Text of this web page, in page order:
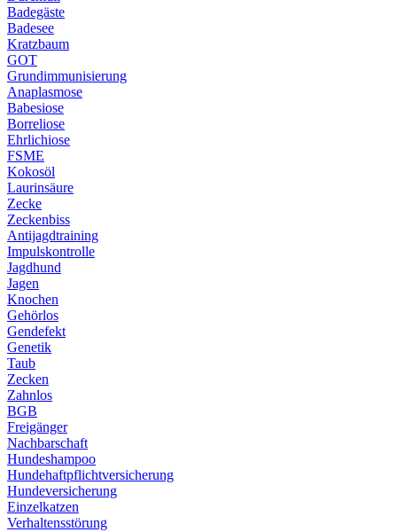
Badegäste
Badesee
Kratzbaum
GOT
Grundimmunisierung
Anaplasmose
Babesiose
Borreliose
Ehrlichiose
FSME
Kokosöl
Laurinsäure
Zecke
Zeckenbiss
Antijagdtraining
Impulskontrolle
Jagdhund
Jagen
Knochen
Gehörlos
Gendefekt
Genetik
Taub
Zecken
Zahnlos
BGB
Freigänger
Nachbarschaft
Hundeshampoo
Hundehaftpflichtversicherung
Hundeversicherung
Einzelkatzen
Verhaltensstörung